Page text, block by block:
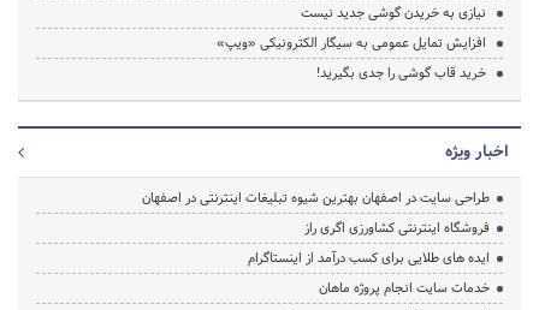
نیازی به خریدن گوشی جدید نیست
افزایش تمایل عمومی به سیگار الکترونیکی «ویپ»
خرید قاب گوشی را جدی بگیرید!
اخبار ویژه
طراحی سایت در اصفهان بهترین شیوه تبلیغات اینترنتی در اصفهان
فروشگاه اینترنتی کشاورزی اگری راز
ایده های طلایی برای کسب درآمد از اینستاگرام
خدمات سایت انجام پروژه ماهان